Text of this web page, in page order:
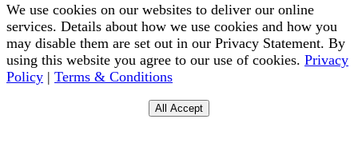
We use cookies on our websites to deliver our online
services. Details about how we use cookies and how you
may disable them are set out in our Privacy Statement. By
using this website you agree to our use of cookies. Privacy
Policy | Terms & Conditions
All Accept